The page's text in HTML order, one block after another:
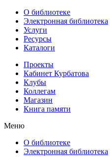
О библиотеке
Электронная библиотека
Услуги
Ресурсы
Каталоги
Проекты
Кабинет Курбатова
Клубы
Коллегам
Магазин
Книга памяти
Меню
О библиотеке
Электронная библиотека